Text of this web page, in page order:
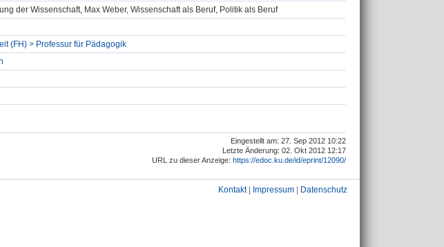
der Wissenschaft, Max Weber, Wissenschaft als Beruf, Politik als Beruf
(FH) > Professur für Pädagogik
Eingestellt am: 27. Sep 2012 10:22
Letzte Änderung: 02. Okt 2012 12:17
URL zu dieser Anzeige: https://edoc.ku.de/id/eprint/12090/
Kontakt| Impressum Datenschutz